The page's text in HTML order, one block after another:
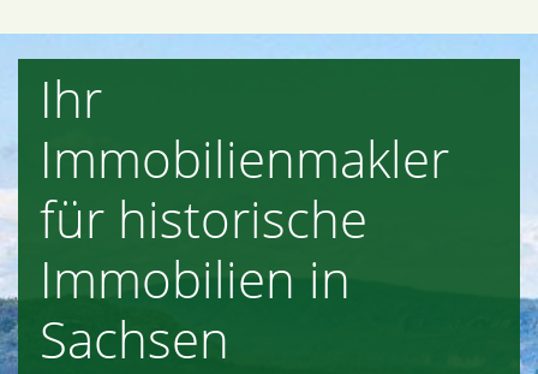
Ihr
Immobilienmakler
für historische
Immobilien in
Sachsen